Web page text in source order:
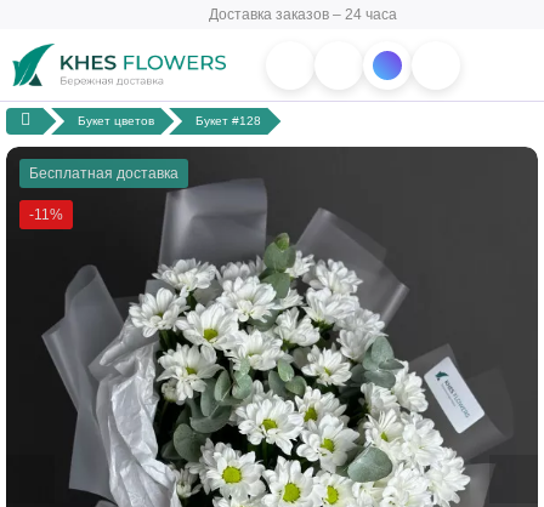
Доставка заказов – 24 часа
Букет цветов Букет #128
Бесплатная доставка
-11%